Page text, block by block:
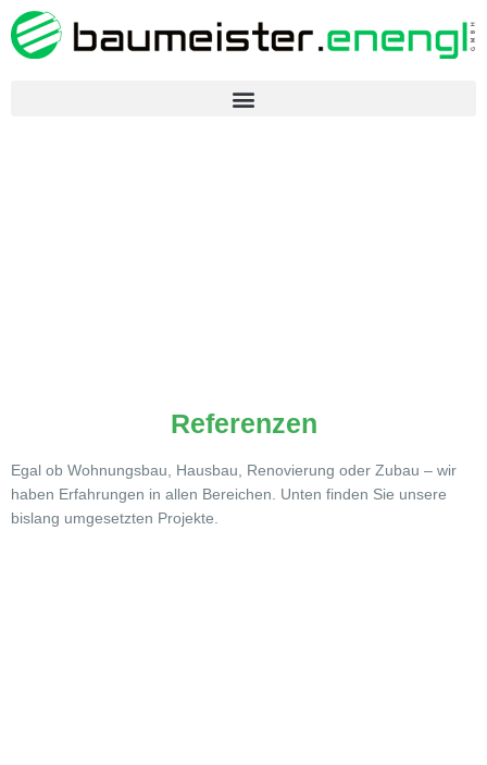
Zum
Inhalt
springen
Referenzen
Egal ob Wohnungsbau, Hausbau, Renovierung oder Zubau – wir
haben Erfahrungen in allen Bereichen. Unten finden Sie unsere
bislang umgesetzten Projekte.